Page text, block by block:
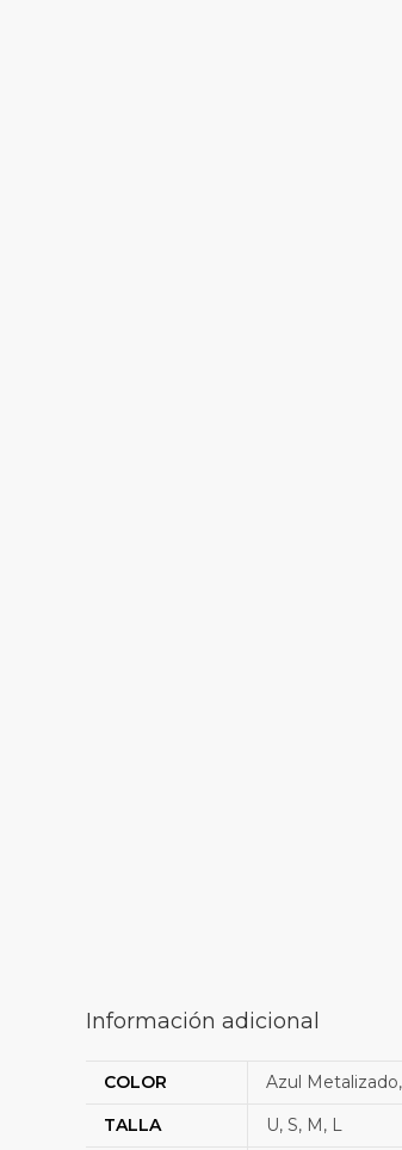
Información adicional
COLOR
Azul
TALLA
U, S, M, L